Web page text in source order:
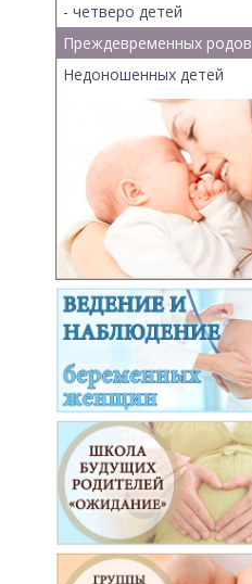
- четверо детей
Преждевременных родов
Недоношенных детей